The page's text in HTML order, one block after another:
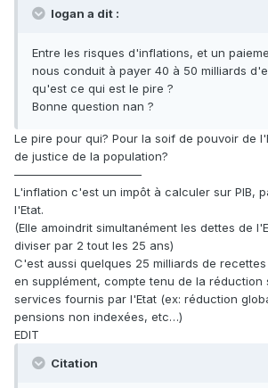
logan a dit :
Entre les risques d'inflations, et un
nous conduit à payer 40 à 50 milliards
qu'est ce qui est le pire ?
Bonne question nan ?
Le pire pour qui? Pour la soif de pouvoir de
de justice de la population?
———————————
L'inflation c'est un impôt à calculer sur PIB,
l'Etat.
(Elle amoindrit simultanément les dettes de
diviser par 2 tout les 25 ans)
C'est aussi quelques 25 milliards de
en supplément, compte tenu de la réduction
services fournis par l'Etat (ex: réduction
pensions non indexées, etc…)
EDIT
Citation